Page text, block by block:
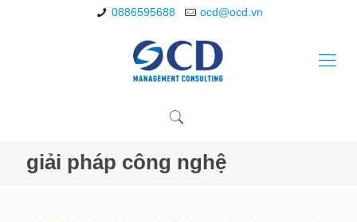
0886595688 ocd@ocd.vn
giải pháp công nghệ